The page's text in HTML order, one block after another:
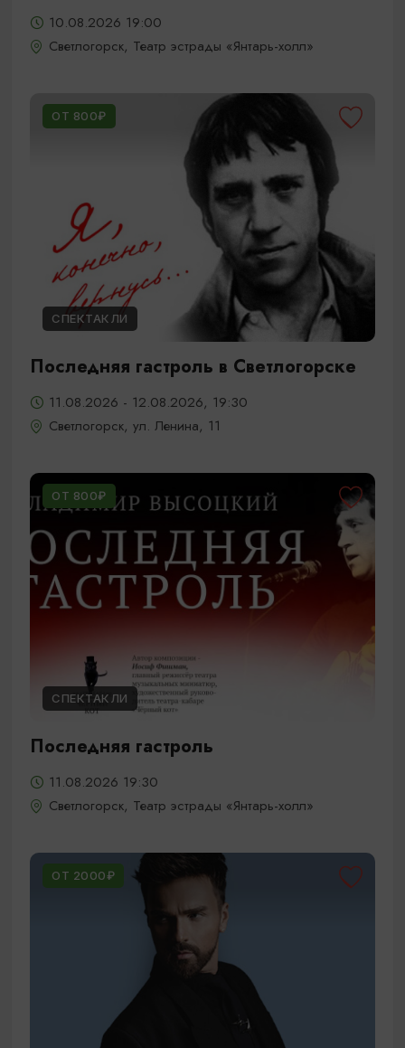
10.08.2026 19:00
Светлогорск, Театр эстрады «Янтарь-холл»
ОТ 800₽
СПЕКТАКЛИ
Последняя гастроль в Светлогорске
11.08.2026 - 12.08.2026, 19:30
Светлогорск, ул. Ленина, 11
ОТ 800₽
СПЕКТАКЛИ
Последняя гастроль
11.08.2026 19:30
Светлогорск, Театр эстрады «Янтарь-холл»
ОТ 2000₽